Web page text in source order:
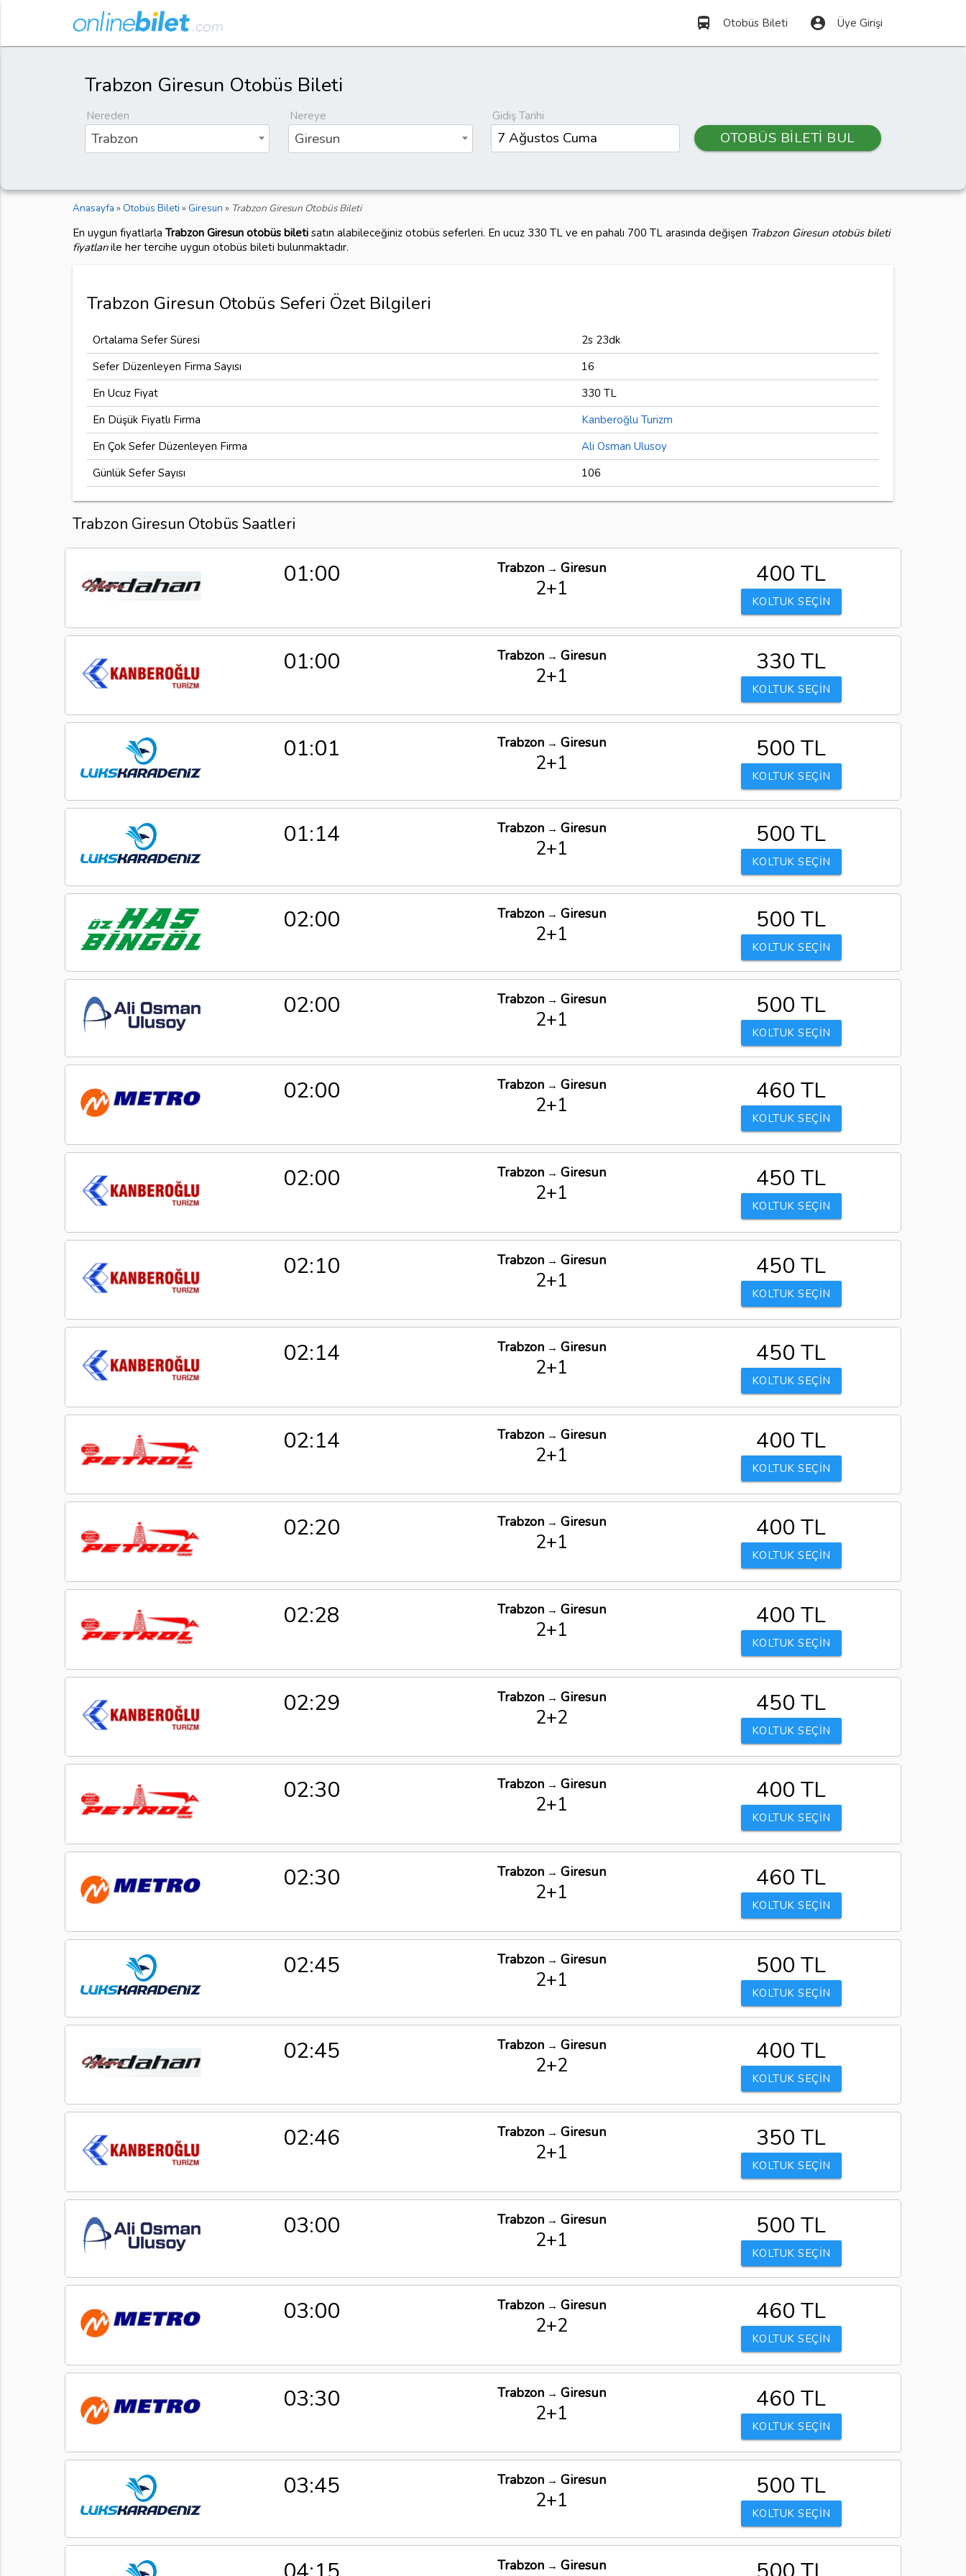
directions_bus Otobüs Bileti account_circle Üye Girişi
Trabzon Giresun Otobüs Bileti
Nereden
Trabzon
Nereye
Giresun
Gidiş Tarihi
OTOBÜS BİLETİ BUL
Anasayfa » Otobüs Bileti » Giresun » Trabzon Giresun Otobüs Bileti
En uygun fiyatlarla Trabzon Giresun otobüs biletisatın alabileceğiniz otobüs seferleri. En ucuz 330 TL ve en pahalı 700 TL arasında değişen Trabzon Giresun otobüs bileti
fiyatlarıile her tercihe uygun otobüs bileti bulunmaktadır.
Trabzon Giresun Otobüs Seferi Özet Bilgileri
Ortalama Sefer Süresi
2s 23dk
Sefer Düzenleyen Firma Sayısı
16
En Ucuz Fiyat
330 TL
En Düşük Fiyatlı Firma
Kanberoğlu Turizm
En Çok Sefer Düzenleyen Firma
Ali Osman Ulusoy
Günlük Sefer Sayısı
106
Trabzon Giresun Otobüs Saatleri
01:00 Trabzon→ Giresun
2+1 400 TL
KOLTUK SEÇİN
01:00 Trabzon→ Giresun
2+1 330 TL
KOLTUK SEÇİN
01:01 Trabzon→ Giresun
2+1 500 TL
KOLTUK SEÇİN
01:14 Trabzon→ Giresun
2+1 500 TL
KOLTUK SEÇİN
02:00 Trabzon→ Giresun
2+1 500 TL
KOLTUK SEÇİN
02:00 Trabzon→ Giresun
2+1 500 TL
KOLTUK SEÇİN
02:00 Trabzon→ Giresun
2+1 460 TL
KOLTUK SEÇİN
02:00 Trabzon→ Giresun
2+1 450 TL
KOLTUK SEÇİN
02:10 Trabzon→ Giresun
2+1 450 TL
KOLTUK SEÇİN
02:14 Trabzon→ Giresun
2+1 450 TL
KOLTUK SEÇİN
02:14 Trabzon→ Giresun
2+1 400 TL
KOLTUK SEÇİN
02:20 Trabzon→ Giresun
2+1 400 TL
KOLTUK SEÇİN
02:28 Trabzon→ Giresun
2+1 400 TL
KOLTUK SEÇİN
02:29 Trabzon→ Giresun
2+2 450 TL
KOLTUK SEÇİN
02:30 Trabzon→ Giresun
2+1 400 TL
KOLTUK SEÇİN
02:30 Trabzon→ Giresun
2+1 460 TL
KOLTUK SEÇİN
02:45 Trabzon→ Giresun
2+1 500 TL
KOLTUK SEÇİN
02:45 Trabzon→ Giresun
2+2 400 TL
KOLTUK SEÇİN
02:46 Trabzon→ Giresun
2+1 350 TL
KOLTUK SEÇİN
03:00 Trabzon→ Giresun
2+1 500 TL
KOLTUK SEÇİN
03:00 Trabzon→ Giresun
2+2 460 TL
KOLTUK SEÇİN
03:30 Trabzon→ Giresun
2+1 460 TL
KOLTUK SEÇİN
03:45 Trabzon→ Giresun
2+1 500 TL
KOLTUK SEÇİN
Trabzon→ Giresun